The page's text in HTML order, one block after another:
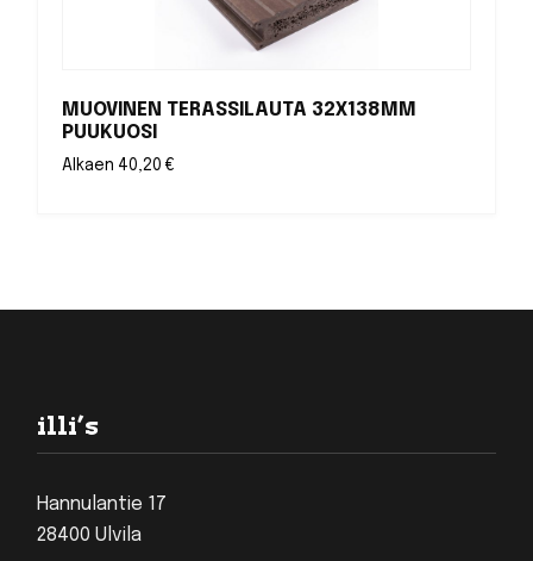
MUOVINEN TERASSILAUTA 32X138MM
PUUKUOSI
Alkaen 40,20€
illi’s
Hannulantie 17
28400 Ulvila